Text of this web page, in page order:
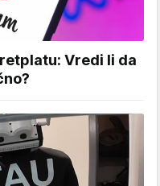
Vredi li da